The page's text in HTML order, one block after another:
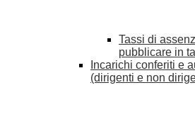
Tassi di
pubblicare in
Incarichi conferiti e
(dirigenti e non